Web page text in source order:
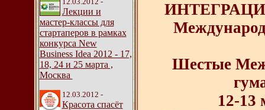
Лекции и
мастер-классы для
стартаперов в рамках
конкурса New
Business Idea 2012 - 17,
18, 24 и 25 марта ,
Москва
12.03.2012 -
Красота спасёт
Шестые
12-13